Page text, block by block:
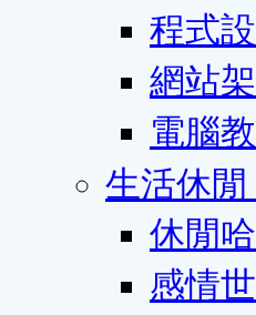
程式
網站
電腦
生活休閒
休閒
感情